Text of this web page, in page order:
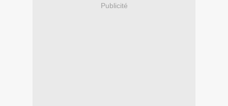
Publicité